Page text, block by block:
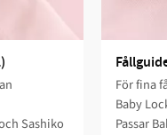
Sashiko
För fina
Baby
Passar